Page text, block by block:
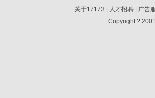
关于17173 人才招聘|
广告
Copyright ?